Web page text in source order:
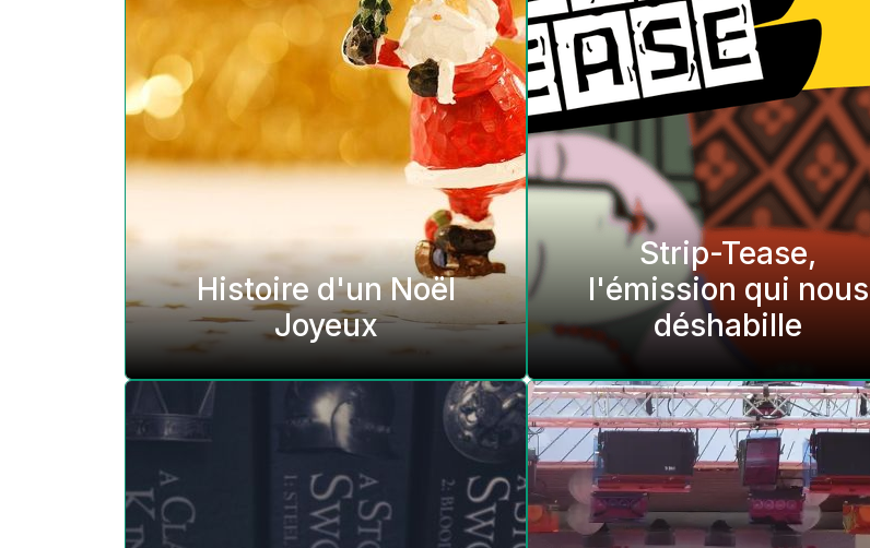
Histoire d'un Noël
Joyeux
Strip-Tease,
l'émission qui nous
déshabille